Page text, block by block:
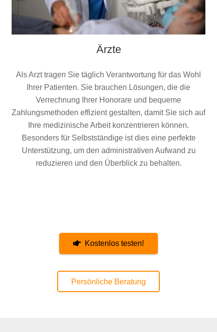
Ärzte
Als Arzt tragen Sie täglich Verantwortung für das Wohl
Ihrer Patienten. Sie brauchen Lösungen, die die
Verrechnung Ihrer Honorare und bequeme
Zahlungsmethoden effizient gestalten, damit Sie sich auf
Ihre medizinische Arbeit konzentrieren können.
Besonders für Selbstständige ist dies eine perfekte
Unterstützung, um den administrativen Aufwand zu
reduzieren und den Überblick zu behalten.
Kostenlos testen!
Persönliche Beratung